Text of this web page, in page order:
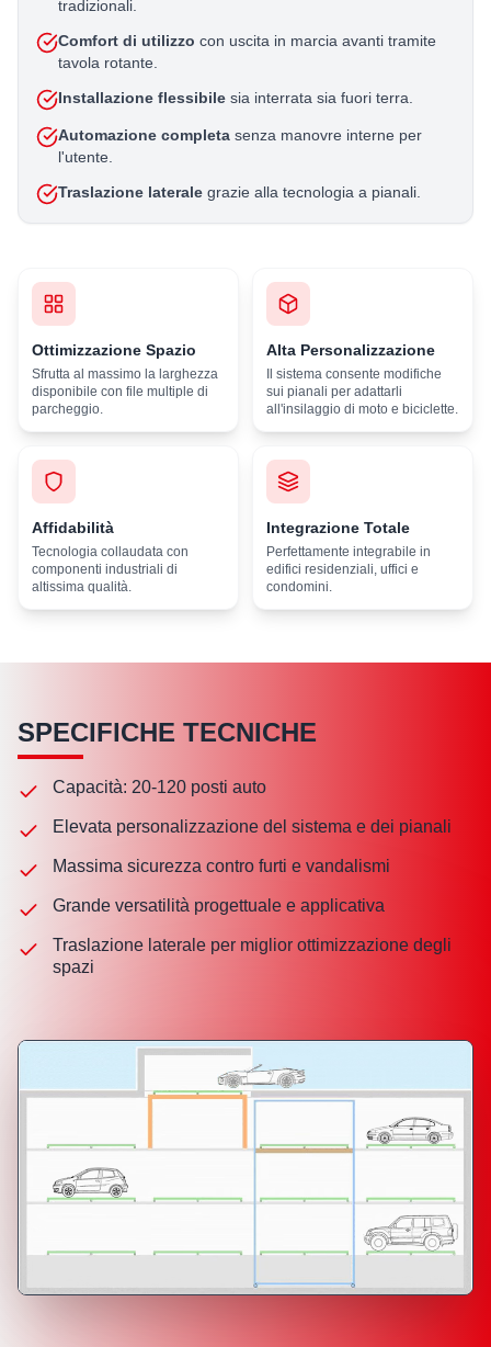
tradizionali.
Comfort di utilizzo con uscita in marcia avanti tramite
tavola rotante.
Installazione flessibile sia interrata sia fuori terra.
Automazione completa senza manovre interne per
l'utente.
Traslazione laterale grazie alla tecnologia a pianali.
Ottimizzazione Spazio
Sfrutta al massimo la larghezza
disponibile con file multiple di
parcheggio.
Alta Personalizzazione
Il sistema consente modifiche
sui pianali per adattarli
all'insilaggio di moto e biciclette.
Affidabilità
Tecnologia collaudata con
componenti industriali di
altissima qualità.
Integrazione Totale
Perfettamente integrabile in
edifici residenziali, uffici e
condomini.
SPECIFICHE TECNICHE
Capacità: 20-120 posti auto
Elevata personalizzazione del sistema e dei pianali
Massima sicurezza contro furti e vandalismi
Grande versatilità progettuale e applicativa
Traslazione laterale per miglior ottimizzazione degli
spazi